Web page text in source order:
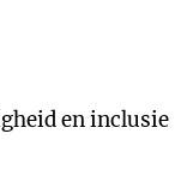
en inclusie